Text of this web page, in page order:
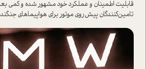
قابلیت اطمینان و عملکرد خود مشهور شده و کمی
تامین‌کنندگان پیش‌روی موتور برای هواپیما‌های